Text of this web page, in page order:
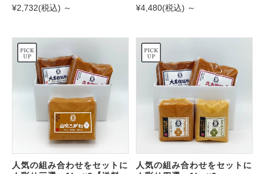
¥2,732(税込) ～
¥4,480(税込) ～
人気の組み合わせをセットに
人気の組み合わせをセットに